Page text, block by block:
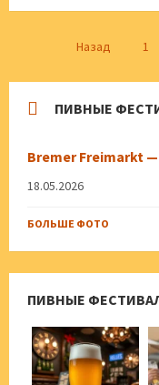
Пагинация
Назад 1
ПИВНЫЕ
Bremer Freimarkt
18.05.2026
БОЛЬШЕ ФОТО
ПИВНЫЕ